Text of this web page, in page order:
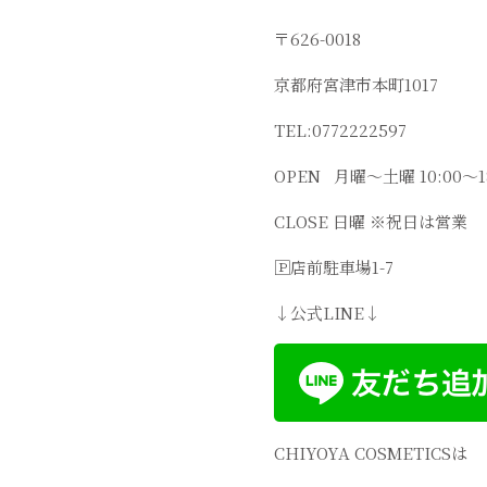
〒626-0018
京都府宮津市本町1017
TEL:0772222597
OPEN
月曜～土曜 10:00〜
CLOSE 日曜 ※祝日は営業
🄿店前駐車場1-7
↓ 公式LINE↓
CHIYOYA COSMETICSは